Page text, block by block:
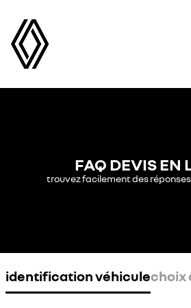
FAQ DEVIS EN
trouvez facilement des
identification véhiculechoix